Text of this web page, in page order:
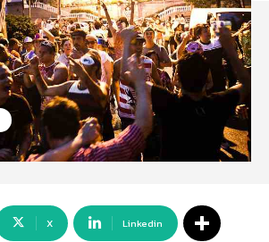
X Linkedin